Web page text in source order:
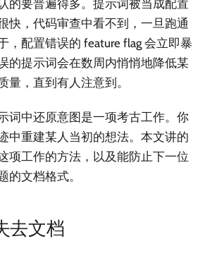
的要普遍得多。提示词被当成配置
快，代码审查中看不到，一旦跑通
，配置错误的 feature flag 会立即暴
的提示词会在数周内悄悄地降低某
量，直到有人注意到。
词中还原意图是一项考古工作。你
中重建某人当初的想法。本文讲的
项工作的方法，以及能防止下一位
的文档格式。
去文档